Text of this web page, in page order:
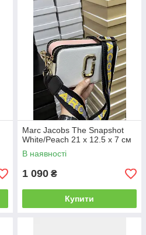
Marc Jacobs The Snapshot
White/Peach 21 х 12.5 х 7 см
В наявності
1 090 ₴
Купити